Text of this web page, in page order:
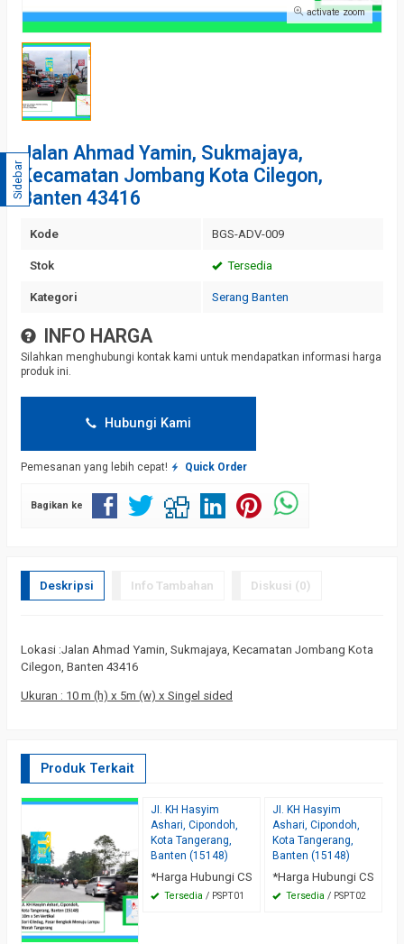
activate zoom
Jalan Ahmad Yamin, Sukmajaya,
Kecamatan Jombang Kota Cilegon,
Banten 43416
Kode BGS-ADV-009
Stok Tersedia
Kategori Serang Banten
INFO HARGA
Silahkan menghubungi kontak kami untuk mendapatkan informasi harga
produk ini.
Hubungi Kami
Pemesanan yang lebih cepat! Quick Order
Bagikan ke
Deskripsi Info Tambahan Diskusi (0)
Lokasi :Jalan Ahmad Yamin, Sukmajaya, Kecamatan Jombang Kota
Cilegon, Banten 43416
Ukuran : 10 m (h) x 5m (w) x Singel sided
Produk Terkait
JI. KH Hasyim
Ashari, Cipondoh,
Kota Tangerang,
Banten (15148)
*Harga Hubungi CS
Tersedia / PSPT01
JI. KH Hasyim
Ashari, Cipondoh,
Kota Tangerang,
Banten (15148)
*Harga Hubungi CS
Tersedia / PSPT02
Sidebar